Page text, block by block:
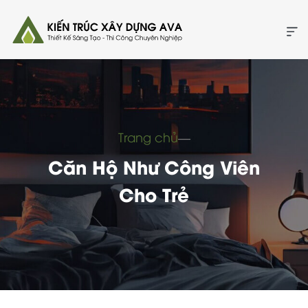
Trang chủ―
Căn Hộ Như Công Viên
Cho Trẻ